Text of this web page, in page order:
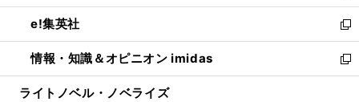
開
く
ウ
で
開
く
ン
ド
ウ
で
開
ウ
ィ
ン
ド
ウ
し
い
ウ
ィ
ン
e!集英社
新
し
い
ウ
情報・知識＆オピニオン imidas
新
し
ライトノベル・ノベライズ